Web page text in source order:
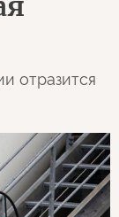
отразится